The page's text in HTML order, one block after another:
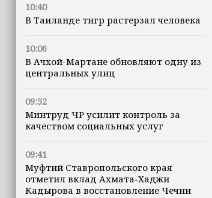
10:40
В Таиланде тигр растерзал человека
10:06
В Ачхой-Мартане обновляют одну из
центральных улиц
09:52
Минтруд ЧР усилит контроль за
качеством социальных услуг
09:41
Муфтий Ставропольского края
отметил вклад Ахмата-Хаджи
Кадырова в восстановление Чечни